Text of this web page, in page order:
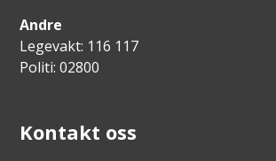
Andre
Legevakt: 116 117
Politi: 02800
Kontakt oss